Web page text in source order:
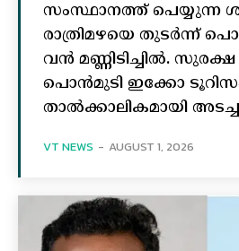
സംസ്ഥാനത്ത് പെയ്യുന്ന
രാത്രിമഴയെ തുടർന്ന്
വൻ മണ്ണിടിച്ചില്‍.
പൊൻമുടി ഇക്കോ ടൂറിസം
താല്‍ക്കാലികമായി
VT NEWS - AUGUST 1, 2026